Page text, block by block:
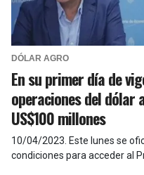
DÓLAR AGRO
En su primer día de
operaciones del dólar
US$100 millones
10/04/2023 Este lunes se
condiciones para acceder al